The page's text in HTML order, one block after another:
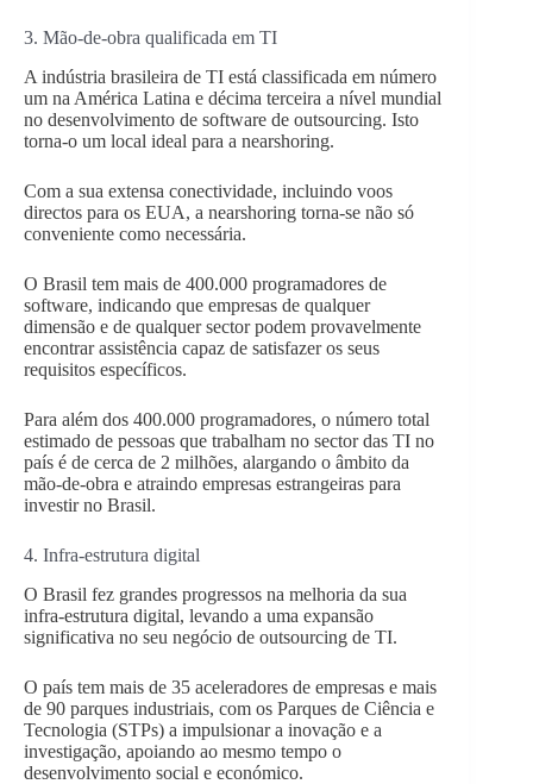
3. Mão-de-obra qualificada em TI
A indústria brasileira de TI está classificada em número
um na América Latina e décima terceira a nível mundial
no desenvolvimento de software de outsourcing. Isto
torna-o um local ideal para a nearshoring.
Com a sua extensa conectividade, incluindo voos
directos para os EUA, a nearshoring torna-se não só
conveniente como necessária.
O Brasil tem mais de 400.000 programadores de
software, indicando que empresas de qualquer
dimensão e de qualquer sector podem provavelmente
encontrar assistência capaz de satisfazer os seus
requisitos específicos.
Para além dos 400.000 programadores, o número total
estimado de pessoas que trabalham no sector das TI no
país é de cerca de 2 milhões, alargando o âmbito da
mão-de-obra e atraindo empresas estrangeiras para
investir no Brasil.
4. Infra-estrutura digital
O Brasil fez grandes progressos na melhoria da sua
infra-estrutura digital, levando a uma expansão
significativa no seu negócio de outsourcing de TI.
O país tem mais de 35 aceleradores de empresas e mais
de 90 parques industriais, com os Parques de Ciência e
Tecnologia (STPs) a impulsionar a inovação e a
investigação, apoiando ao mesmo tempo o
desenvolvimento social e económico.